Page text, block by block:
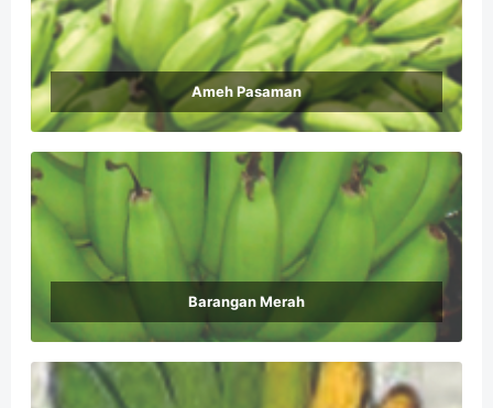
Ameh Pasaman
Barangan Merah